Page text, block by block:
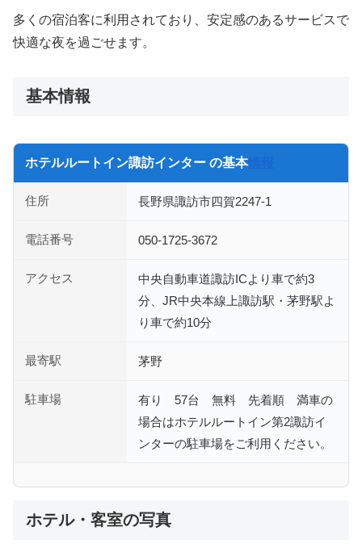
多くの宿泊客に利用されており、安定感のあるサービスで
快適な夜を過ごせます。
基本情報
ホテルルートイン諏訪インター の基本情報
住所 長野県諏訪市四賀2247-1
電話番号 050-1725-3672
アクセス
中央自動車道諏訪ICより車で約3
分、JR中央本線上諏訪駅・茅野駅よ
り車で約10分
最寄駅 茅野
駐車場
有り 57台 無料 先着順 満車の
場合はホテルルートイン第2諏訪イ
ンターの駐車場をご利用ください。
ホテル・客室の写真